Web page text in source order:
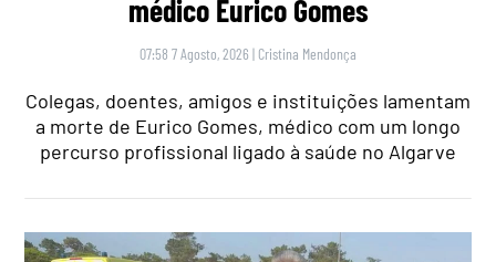
médico Eurico Gomes
07:58 7 Agosto, 2026 | Cristina Mendonça
Colegas, doentes, amigos e instituições lamentam
a morte de Eurico Gomes, médico com um longo
percurso profissional ligado à saúde no Algarve